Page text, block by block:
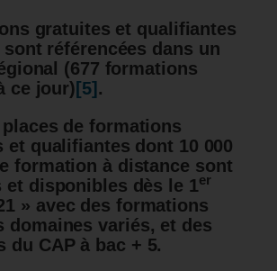
gratuites et qualifiantes
référencées dans un
(677 formations
ce jour) [5] .
places de formations
et qualifiantes dont 10 000
formation à distance sont
et disponibles dès le 1er
» avec des formations
domaines variés, et des
du CAP à bac + 5.